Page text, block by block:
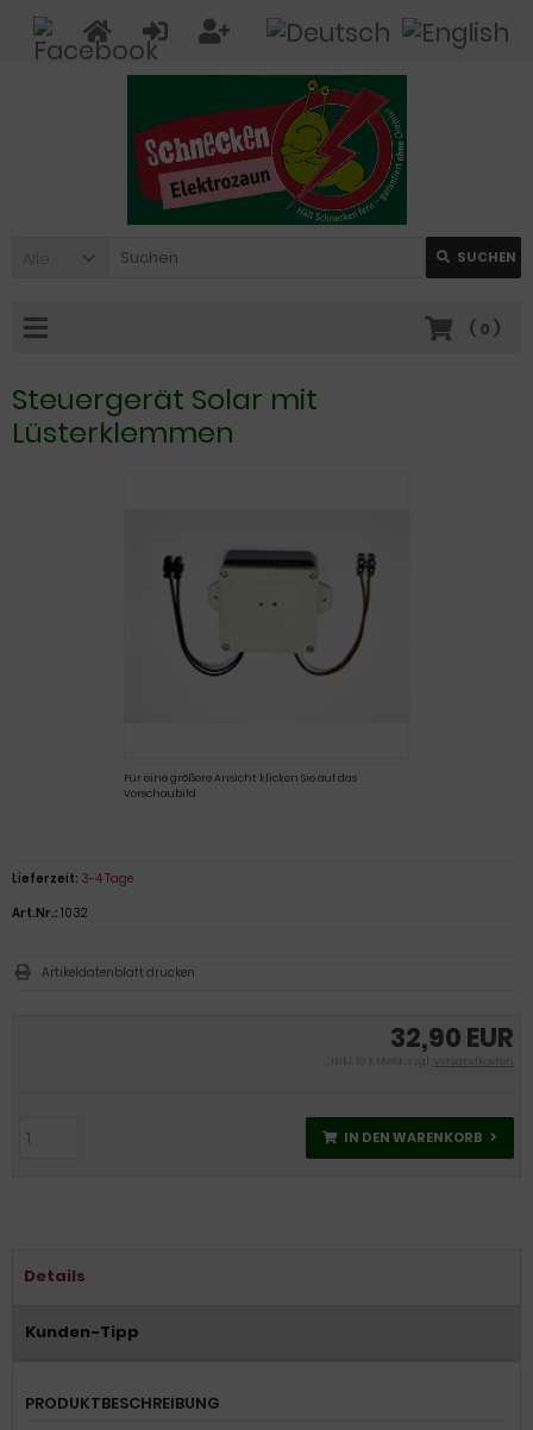
Alle SUCHEN
( 0 )
Steuergerät Solar mit
Lüsterklemmen
Für eine größere Ansicht klicken Sie auf das
Vorschaubild
32,90 EUR
inkl. 19 % MwSt. zzgl. Versandkosten
IN DEN WARENKORB
Lieferzeit: 3-4 Tage
Art.Nr.: 1032
Artikeldatenblatt drucken
Details
Kunden-Tipp
PRODUKTBESCHREIBUNG